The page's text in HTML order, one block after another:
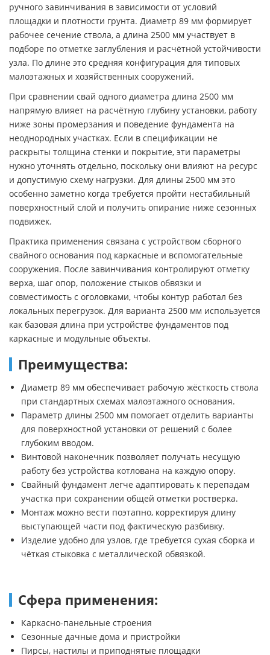
ручного завинчивания в зависимости от условий
площадки и плотности грунта. Диаметр 89 мм формирует
рабочее сечение ствола, а длина 2500 мм участвует в
подборе по отметке заглубления и расчётной устойчивости
узла. По длине это средняя конфигурация для типовых
малоэтажных и хозяйственных сооружений.
При сравнении свай одного диаметра длина 2500 мм
напрямую влияет на расчётную глубину установки, работу
ниже зоны промерзания и поведение фундамента на
неоднородных участках. Если в спецификации не
раскрыты толщина стенки и покрытие, эти параметры
нужно уточнять отдельно, поскольку они влияют на ресурс
и допустимую схему нагрузки. Для длины 2500 мм это
особенно заметно когда требуется пройти нестабильный
поверхностный слой и получить опирание ниже сезонных
подвижек.
Практика применения связана с устройством сборного
свайного основания под каркасные и вспомогательные
сооружения. После завинчивания контролируют отметку
верха, шаг опор, положение стыков обвязки и
совместимость с оголовками, чтобы контур работал без
локальных перегрузок. Для варианта 2500 мм используется
как базовая длина при устройстве фундаментов под
каркасные и модульные объекты.
Преимущества:
Диаметр 89 мм обеспечивает рабочую жёсткость ствола
при стандартных схемах малоэтажного основания.
Параметр длины 2500 мм помогает отделить варианты
для поверхностной установки от решений с более
глубоким вводом.
Винтовой наконечник позволяет получать несущую
работу без устройства котлована на каждую опору.
Свайный фундамент легче адаптировать к перепадам
участка при сохранении общей отметки ростверка.
Монтаж можно вести поэтапно, корректируя длину
выступающей части под фактическую разбивку.
Изделие удобно для узлов, где требуется сухая сборка и
чёткая стыковка с металлической обвязкой.
Сфера применения:
Каркасно-панельные строения
Сезонные дачные дома и пристройки
Пирсы, настилы и приподнятые площадки